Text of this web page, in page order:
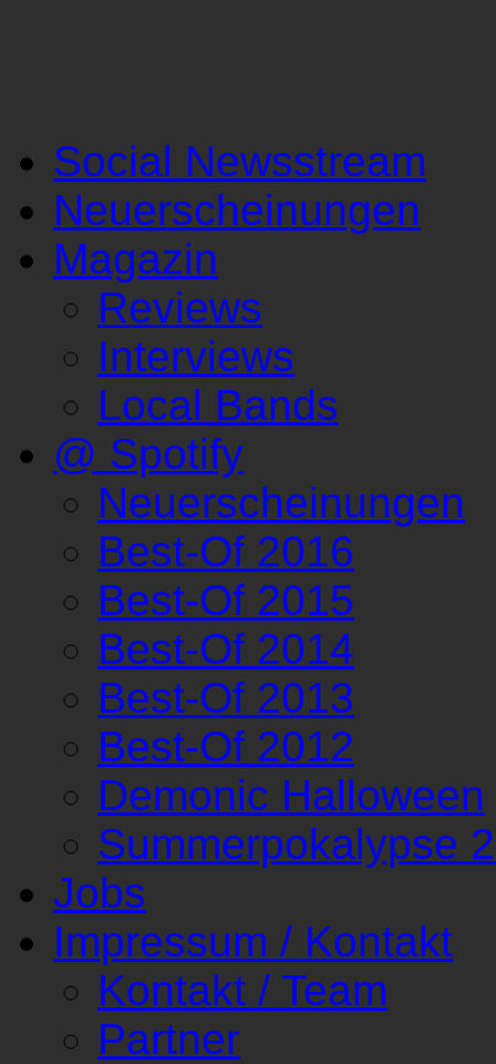
Social Newsstream
Neuerscheinungen
Magazin
Reviews
Interviews
Local Bands
@ Spotify
Neuerscheinungen
Best-Of 2016
Best-Of 2015
Best-Of 2014
Best-Of 2013
Best-Of 2012
Demonic Halloween
Summerpokalypse
Jobs
Impressum / Kontakt
Kontakt / Team
Partner